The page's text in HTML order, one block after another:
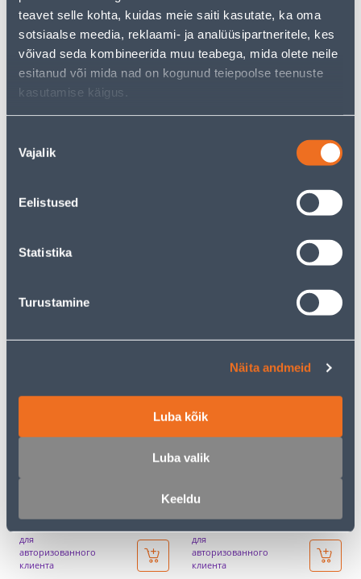
teavet selle kohta, kuidas meie saiti kasutate, ka oma
sotsiaalse meedia, reklaami- ja analüüsipartneritele, kes
võivad seda kombineerida muu teabega, mida olete neile
esitanud või mida nad on kogunud teiepoolse teenuste
kasutamise käigus.
valik
Vajalik
Eelistused
Statistika
Turustamine
Näita andmeid
Luba kõik
Luba valik
Keeldu
.00 € /tk
для
авторизованного
14.66 €
6.99 € / tk
КАМПАНИЯ
LAUAVENTILAATOR 12''
24.99 €
Э-ЦЕНА
KONDITSIONEER GORENJE
KONDITSIONEER GORENJE
PANDORA35 TE01
для
авторизованного
клиента
KONDITSIONEER GORENJE
585
для
авторизованного
клиента